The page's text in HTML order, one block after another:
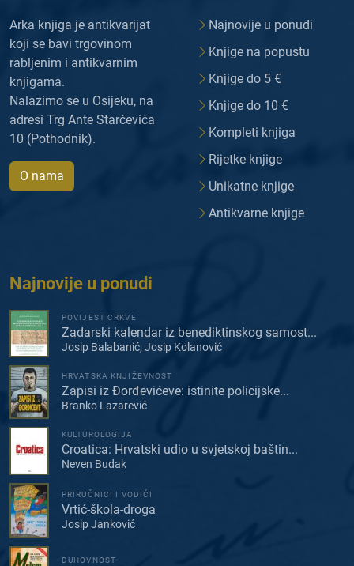
Arka knjiga je antikvarijat
koji se bavi trgovinom
rabljenim i antikvarnim
knjigama.
Nalazimo se u Osijeku, na
adresi Trg Ante Starčevića
10 (Pothodnik).
O nama
Najnovije u ponudi
Knjige na popustu
Knjige do 5 €
Knjige do 10 €
Kompleti knjiga
Rijetke knjige
Unikatne knjige
Antikvarne knjige
Najnovije u ponudi
POVIJEST CRKVE
Zadarski kalendar iz benediktinskog samost...
Josip Balabanić, Josip Kolanović
HRVATSKA KNJIŽEVNOST
Zapisi iz Đorđevićeve: istinite policijske...
Branko Lazarević
KULTUROLOGIJA
Croatica: Hrvatski udio u svjetskoj baštin...
Neven Budak
PRIRUČNICI I VODIČI
Vrtić-škola-droga
Josip Janković
DUHOVNOST